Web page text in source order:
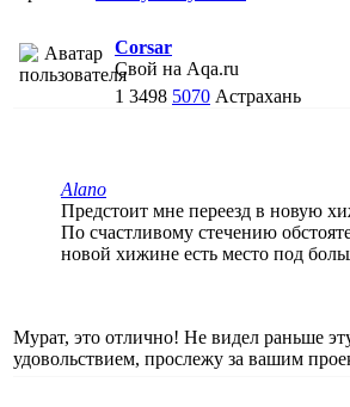
Corsar
Свой на Aqa.ru
1 3498 5070 Астрахань
Alano
Предстоит мне переезд в новую
По счастливому стечению
новой хижине есть место под
Мурат, это отлично! Не видел раньше
удовольствием, прослежу за вашим